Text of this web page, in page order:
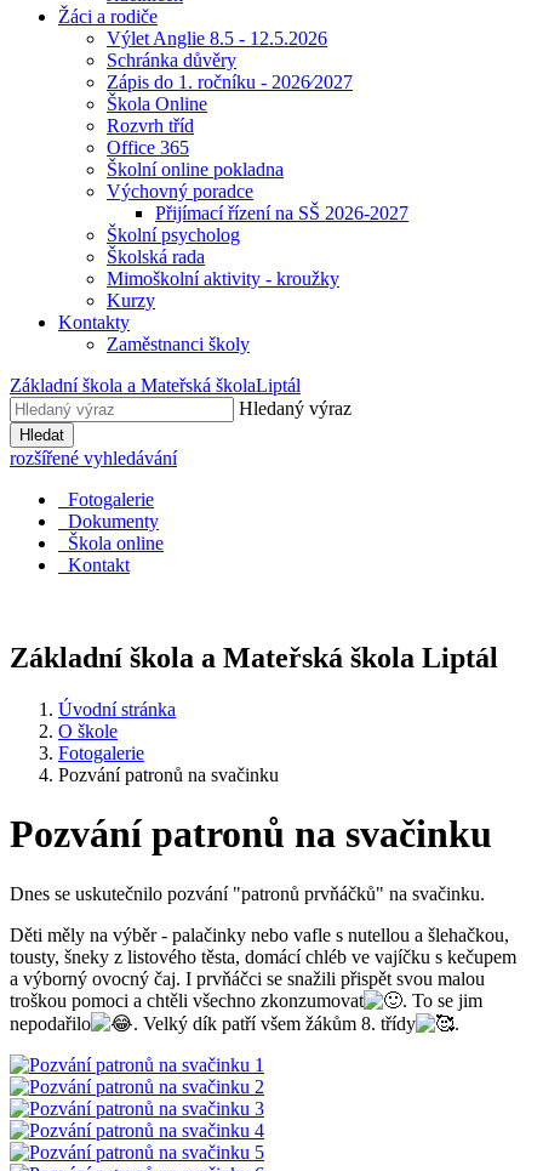
Žáci a rodiče
Výlet Anglie 8.5 - 12.5.2026
Schránka důvěry
Zápis do 1. ročníku - 2026⁄2027
Škola Online
Rozvrh tříd
Office 365
Školní online pokladna
Výchovný poradce
Přijímací řízení na SŠ 2026-2027
Školní psycholog
Školská rada
Mimoškolní aktivity - kroužky
Kurzy
Kontakty
Zaměstnanci školy
Základní škola a Mateřská školaLiptál
Hledaný výraz
Hledat
rozšířené vyhledávání
Fotogalerie
Dokumenty
Škola online
Kontakt
Základní škola a Mateřská škola Liptál
Úvodní stránka
O škole
Fotogalerie
Pozvání patronů na svačinku
Pozvání patronů na svačinku
Dnes se uskutečnilo pozvání "patronů prvňáčků" na svačinku.
Děti měly na výběr - palačinky nebo vafle s nutellou a šlehačkou,
tousty, šneky z listového těsta, domácí chléb ve vajíčku s kečupem
a výborný ovocný čaj. I prvňáčci se snažili přispět svou malou
troškou pomoci a chtěli všechno zkonzumovat
. To se jim
nepodařilo
. Velký dík patří všem žákům 8. třídy .